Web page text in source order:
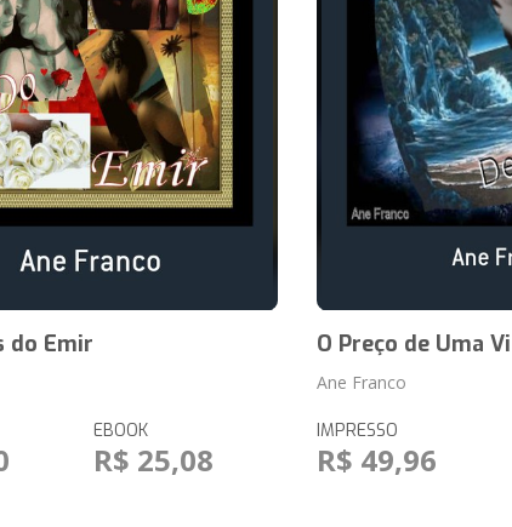
do Emir
EBOOK
R$ 25,08
O Preço de Uma
Ane Franco
IMPRESSO
R$ 49,96